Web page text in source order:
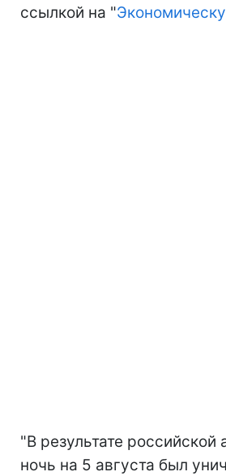
ссылкой на "
"В результате российской
ночь на 5 августа был